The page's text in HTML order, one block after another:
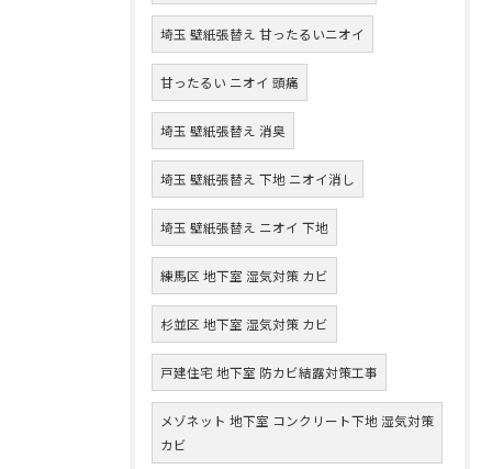
埼玉 壁紙張替え 甘ったるいニオイ
甘ったるい ニオイ 頭痛
埼玉 壁紙張替え 消臭
埼玉 壁紙張替え 下地 ニオイ消し
埼玉 壁紙張替え ニオイ 下地
練馬区 地下室 湿気対策 カビ
杉並区 地下室 湿気対策 カビ
戸建住宅 地下室 防カビ結露対策工事
メゾネット 地下室 コンクリート下地 湿気対策
カビ